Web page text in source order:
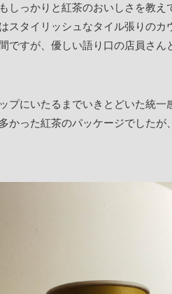
しっかりと紅茶のおいしさを教え
スタイリッシュなタイル張りのカ
ですが、優しい語り口の店員さん
プにいたるまでいきとどいた統一
かった紅茶のパッケージでした